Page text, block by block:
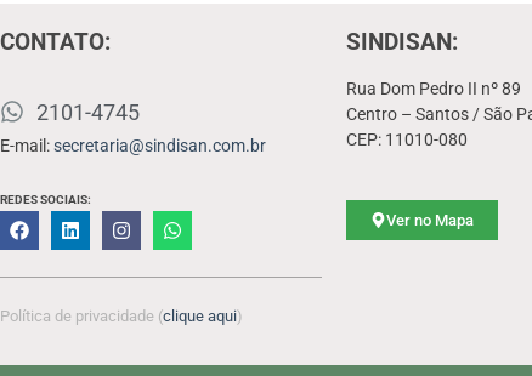
CONTATO:
2101-4745
E-mail:secretaria@sindisan.com.br
REDES SOCIAIS:
Política de privacidade (clique aqui)
SINDISAN:
Rua Dom Pedro II nº 89
Centro – Santos / São
CEP: 11010-080
Ver no Mapa